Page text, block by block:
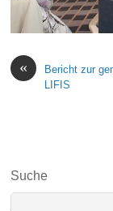
«
Bericht zur
LIFIS
Suche